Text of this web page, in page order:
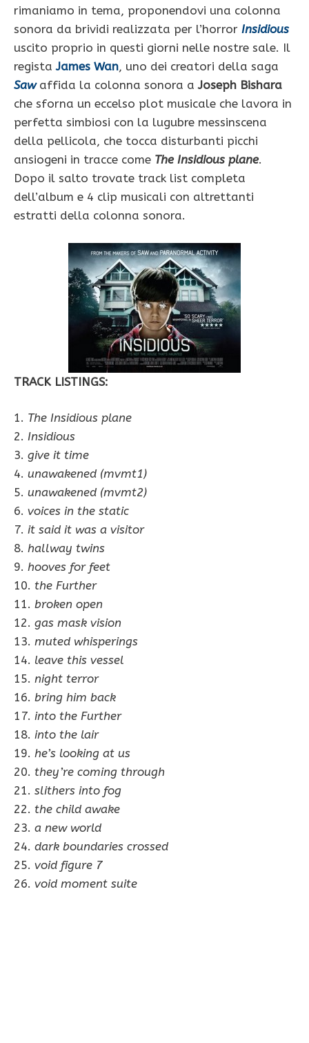
rimaniamo in tema, proponendovi una colonna
sonora da brividi realizzata per l’horror Insidious
uscito proprio in questi giorni nelle nostre sale. Il
registaJames Wan, uno dei creatori della saga
Sawaffida la colonna sonora aJoseph Bishara
che sforna un eccelso plot musicale che lavora in
perfetta simbiosi con la lugubre messinscena
della pellicola, che tocca disturbanti picchi
ansiogeni in tracce come The Insidious plane.
Dopo il salto trovate track list completa
dell’album e 4 clip musicali con altrettanti
estratti della colonna sonora.
TRACK LISTINGS:
1. The Insidious plane
2. Insidious
3. give it time
4. unawakened (mvmt1)
5. unawakened (mvmt2)
6. voices in the static
7. it said it was a visitor
8. hallway twins
9. hooves for feet
10. the Further
11. broken open
12. gas mask vision
13. muted whisperings
14. leave this vessel
15. night terror
16. bring him back
17. into the Further
18. into the lair
19. he’s looking at us
20. they’re coming through
21. slithers into fog
22. the child awake
23. a new world
24. dark boundaries crossed
25. void figure 7
26. void moment suite